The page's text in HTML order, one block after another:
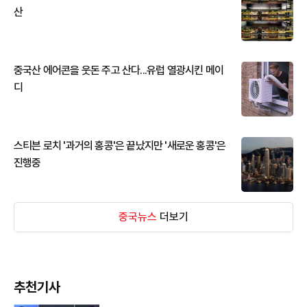
산
중국산 에어콘을 웃돈 주고 산다...유럽 열광시킨 메이
디
스티븐 로치 '과거의 홍콩'은 끝났지만 '새로운 홍콩'은
진행중
중국뉴스 더보기
추천기사